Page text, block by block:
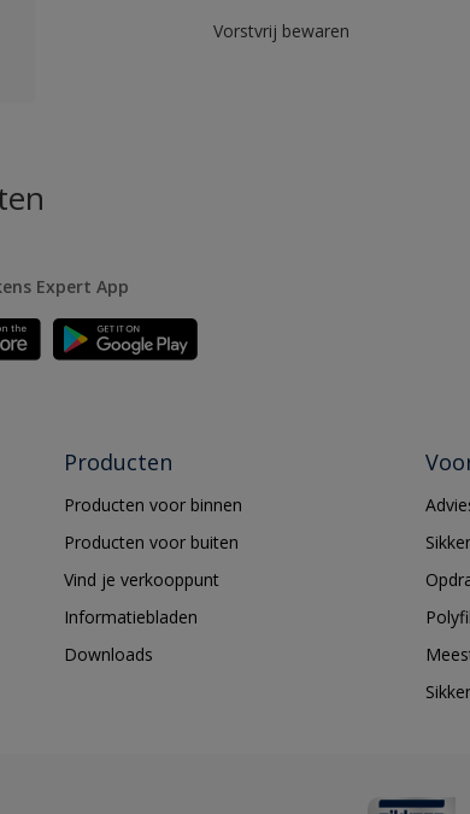
Vorstvrij bewaren
Expert App
Producten
Producten voor binnen
Producten voor buiten
Vind je verkooppunt
Informatiebladen
Downloads